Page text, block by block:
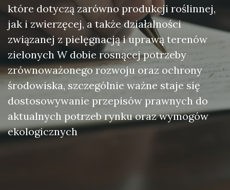
które dotyczą zarówno produkcji roślinnej,
jak i zwierzęcej, a także działalności
związanej z pielęgnacją i uprawą terenów
zielonych W dobie rosnącej potrzeby
zrównoważonego rozwoju oraz ochrony
środowiska, szczególnie ważne staje się
dostosowywanie przepisów prawnych do
aktualnych potrzeb rynku oraz wymogów
ekologicznych